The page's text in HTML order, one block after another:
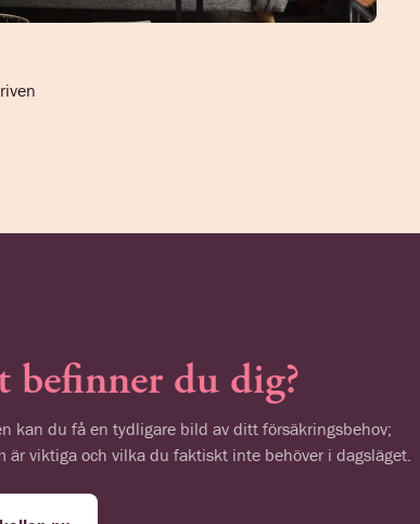
befinner du dig?
kan du få en tydligare bild av ditt försäkringsbehov;
är viktiga och vilka du faktiskt inte behöver i dagsläget.